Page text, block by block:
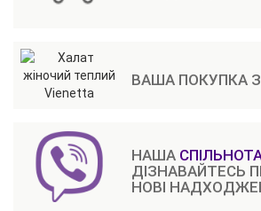
ВАША ПОКУПКА
НАША
ДІЗНАВАЙТЕСЬ
НОВІ